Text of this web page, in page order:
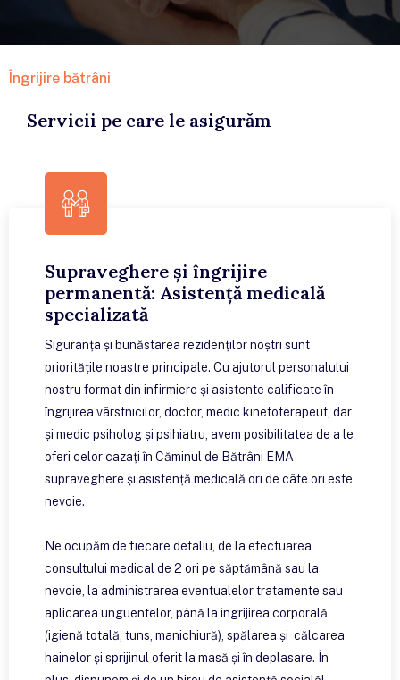
Îngrijire bătrâni
Servicii pe care le asigurăm
Supraveghere și îngrijire
permanentă: Asistență medicală
specializată
Siguranța și bunăstarea rezidenților noștri sunt
prioritățile noastre principale. Cu ajutorul personalului
nostru format din infirmiere și asistente calificate în
îngrijirea vârstnicilor, doctor, medic kinetoterapeut, dar
și medic psiholog și psihiatru, avem posibilitatea de a le
oferi celor cazați în Căminul de Bătrâni EMA
supraveghere și asistență medicală ori de câte ori este
nevoie.
Ne ocupăm de fiecare detaliu, de la efectuarea
consultului medical de 2 ori pe săptămână sau la
nevoie, la administrarea eventualelor tratamente sau
aplicarea unguentelor, până la îngrijirea corporală
(igienă totală, tuns, manichiură), spălarea și călcarea
hainelor și sprijinul oferit la masă și în deplasare. În